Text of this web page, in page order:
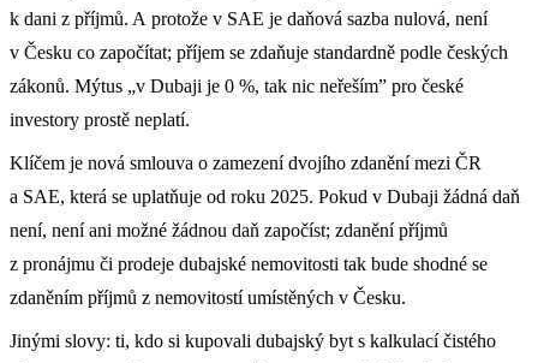
k dani z příjmů. A protože v SAE je daňová sazba nulová, není
v Česku co započítat; příjem se zdaňuje standardně podle českých
zákonů. Mýtus „v Dubaji je 0 %, tak nic neřeším” pro české
investory prostě neplatí.
Klíčem je nová smlouva o zamezení dvojího zdanění mezi ČR
a SAE, která se uplatňuje od roku 2025. Pokud v Dubaji žádná daň
není, není ani možné žádnou daň započíst; zdanění příjmů
z pronájmu či prodeje dubajské nemovitosti tak bude shodné se
zdaněním příjmů z nemovitostí umístěných v Česku.
Jinými slovy: ti, kdo si kupovali dubajský byt s kalkulací čistého